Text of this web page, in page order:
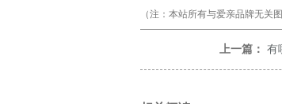
（注：本站所有与爱亲品牌无关
上一篇： 有